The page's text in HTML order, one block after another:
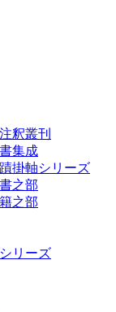
釈叢刊
集成
掛軸シリーズ
之部
之部
リーズ